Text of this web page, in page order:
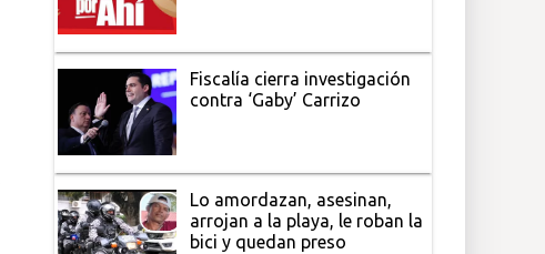
Fiscalía cierra investigación
contra ‘Gaby’ Carrizo
Lo amordazan, asesinan,
arrojan a la playa, le roban la
bici y quedan preso